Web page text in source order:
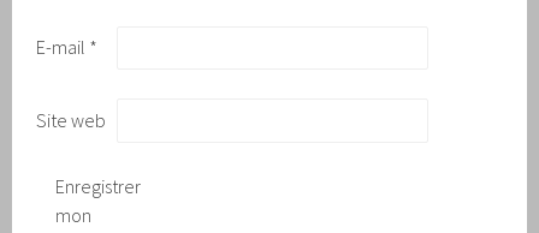
E-mail *
Site web
Enregistrer
mon